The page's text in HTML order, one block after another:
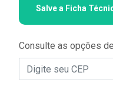
Salve a Ficha
Consulte as opções